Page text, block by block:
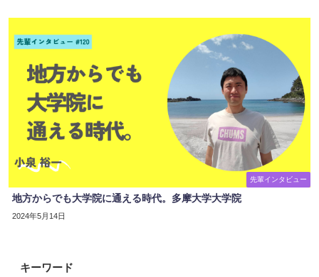
先輩インタビュー
地方からでも大学院に通える時代。多摩大学大学院
2024年5月14日
キーワード